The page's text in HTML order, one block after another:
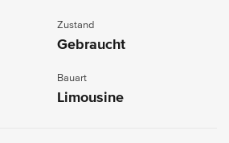
Zustand
Gebraucht
Bauart
Limousine